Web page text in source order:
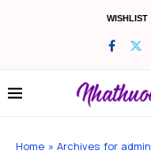
WISHLIST
Home »Archives for admin